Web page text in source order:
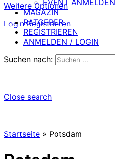
Weitere Optionen
Login Registrieren
EVENT ANMELDEN
MAGAZIN
RATGEBER
REGISTRIEREN
ANMELDEN / LOGIN
Suchen nach:
Close search
Startseite » Potsdam